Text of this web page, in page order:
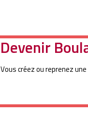
Devenir
Vous créez ou reprenez